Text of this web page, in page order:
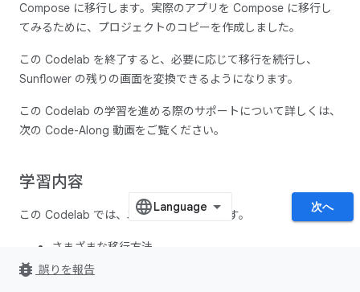
Compose に移行します。実際のアプリを Compose に移行し
てみるために、プロジェクトのコピーを作成しました。
この Codelab を終了すると、必要に応じて移行を続行し、
Sunflower の残りの画面を変換できるようになります。
この Codelab の学習を進める際のサポートについて詳しくは、
次の Code-Along 動画をご覧ください。
学習内容
この Codelab では、以下について学びます。
さまざまな移行方法
アプリを段階的に Compose に移行する方法
次へ
bug_report 誤りを報告